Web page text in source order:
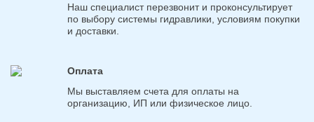
Наш специалист перезвонит и проконсультирует
по выбору системы гидравлики, условиям покупки
и доставки.
Оплата
Мы выставляем счета для оплаты на
организацию, ИП или физическое лицо.